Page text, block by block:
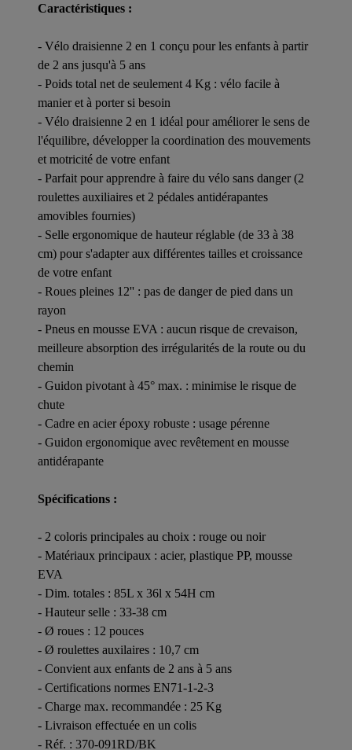
Caractéristiques :
- Vélo draisienne 2 en 1 conçu pour les enfants à partir
de 2 ans jusqu'à 5 ans
- Poids total net de seulement 4 Kg : vélo facile à
manier et à porter si besoin
- Vélo draisienne 2 en 1 idéal pour améliorer le sens de
l'équilibre, développer la coordination des mouvements
et motricité de votre enfant
- Parfait pour apprendre à faire du vélo sans danger (2
roulettes auxiliaires et 2 pédales antidérapantes
amovibles fournies)
- Selle ergonomique de hauteur réglable (de 33 à 38
cm) pour s'adapter aux différentes tailles et croissance
de votre enfant
- Roues pleines 12'' : pas de danger de pied dans un
rayon
- Pneus en mousse EVA : aucun risque de crevaison,
meilleure absorption des irrégularités de la route ou du
chemin
- Guidon pivotant à 45° max. : minimise le risque de
chute
- Cadre en acier époxy robuste : usage pérenne
- Guidon ergonomique avec revêtement en mousse
antidérapante
Spécifications :
- 2 coloris principales au choix : rouge ou noir
- Matériaux principaux : acier, plastique PP, mousse
EVA
- Dim. totales : 85L x 36l x 54H cm
- Hauteur selle : 33-38 cm
- Ø roues : 12 pouces
- Ø roulettes auxilaires : 10,7 cm
- Convient aux enfants de 2 ans à 5 ans
- Certifications normes EN71-1-2-3
- Charge max. recommandée : 25 Kg
- Livraison effectuée en un colis
- Réf. : 370-091RD/BK